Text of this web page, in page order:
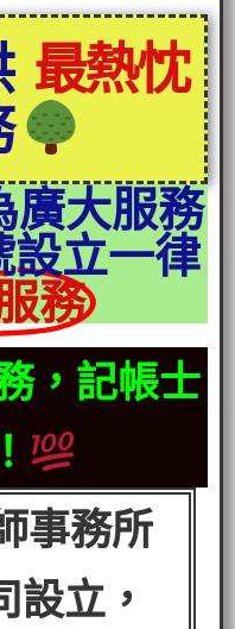
最熱忱
廣大服務
設立一律
務
，記帳士
事務所
立，